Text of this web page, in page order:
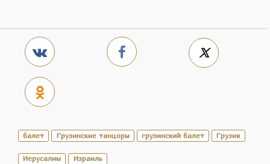
балет Грузинские танцоры грузинский балет Грузия
Иерусалим Израиль